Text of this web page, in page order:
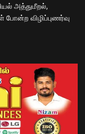
அத்துமீறல்,
விழிப்புணர்வு